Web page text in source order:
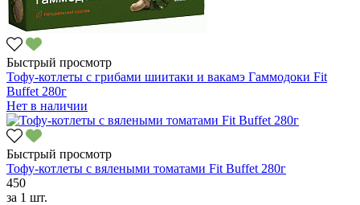
Быстрый просмотр
Тофу-котлеты с грибами шиитаки и вакамэ Гаммодоки Fit
Buffet 280г
Нет в наличии
Быстрый просмотр
Тофу-котлеты с вялеными томатами Fit Buffet 280г
450
за 1 шт.